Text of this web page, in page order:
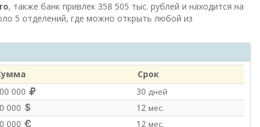
, также банк привлек 358 505 тыс. рублей и находится на
5 отделений, где можно открыть любой из
Срок
000 30 дней
000 12 мес.
000 12 мес.